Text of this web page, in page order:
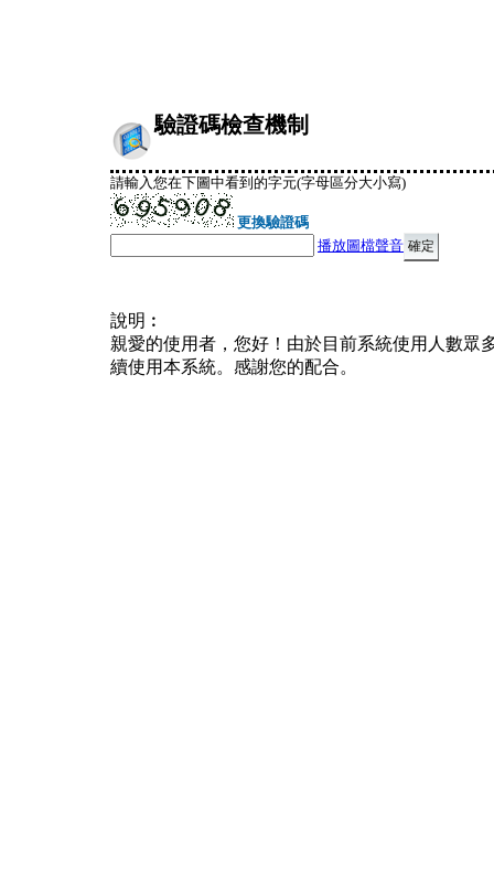
驗證碼檢查機制
請輸入您在下圖中看到的字元(字母區分大小寫)
更換驗證碼
播放圖檔聲音
說明︰
親愛的使用者，您好！由於目前系統使用人數眾
續使用本系統。感謝您的配合。